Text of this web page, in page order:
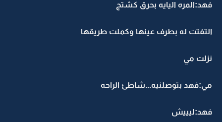
فهد:المره اليايه بحرق كشتج
التفتت له بطرف عينها وكملت طريقها
نزلت مي
مي:فهد بتوصلنيه...شاطئ الراحه
فهد:ليييش